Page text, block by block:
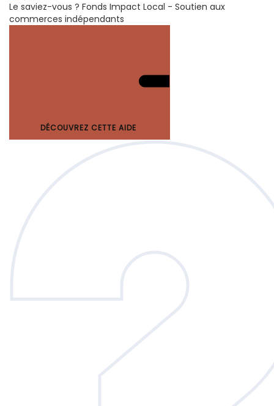
Le saviez-vous ? Fonds Impact Local - Soutien aux
commerces indépendants
DÉCOUVREZ CETTE AIDE